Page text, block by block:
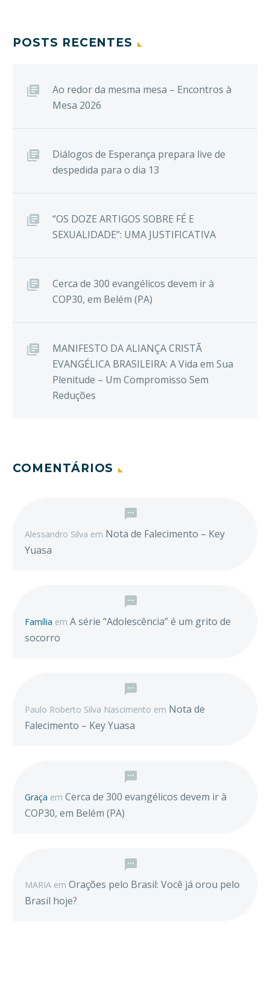
POSTS RECENTES
Ao redor da mesma mesa – Encontros à
Mesa 2026
Diálogos de Esperança prepara live de
despedida para o dia 13
“OS DOZE ARTIGOS SOBRE FÉ E
SEXUALIDADE”: UMA JUSTIFICATIVA
Cerca de 300 evangélicos devem ir à
COP30, em Belém (PA)
MANIFESTO DA ALIANÇA CRISTÃ
EVANGÉLICA BRASILEIRA: A Vida em Sua
Plenitude – Um Compromisso Sem
Reduções
COMENTÁRIOS
Alessandro Silva em Nota de Falecimento – Key
Yuasa
Família em A série “Adolescência” é um grito de
socorro
Paulo Roberto Silva Nascimento em Nota de
Falecimento – Key Yuasa
Graça em Cerca de 300 evangélicos devem ir à
COP30, em Belém (PA)
MARIA em Orações pelo Brasil: Você já orou pelo
Brasil hoje?